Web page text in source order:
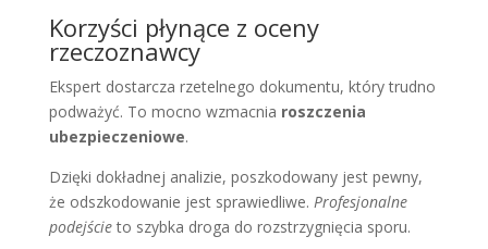
Korzyści płynące z oceny
rzeczoznawcy
Ekspert dostarcza rzetelnego dokumentu, który trudno
podważyć. To mocno wzmacnia roszczenia
ubezpieczeniowe.
Dzięki dokładnej analizie, poszkodowany jest pewny,
że odszkodowanie jest sprawiedliwe. Profesjonalne
podejścieto szybka droga do rozstrzygnięcia sporu.